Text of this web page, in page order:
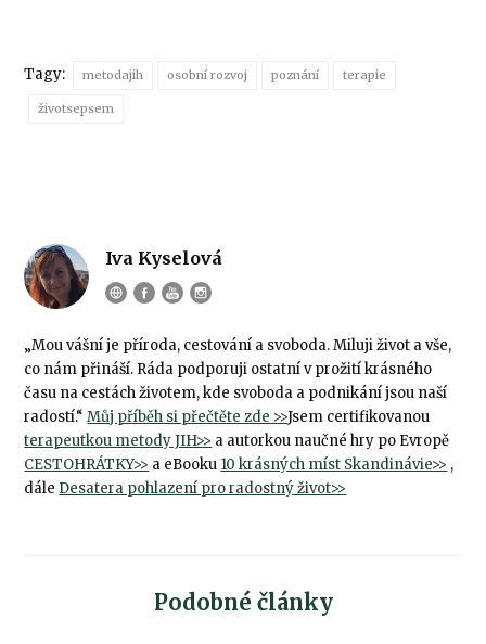
Tagy: metodajih osobní rozvoj poznání terapie
životsepsem
Iva Kyselová
„Mou vášní je příroda, cestování a svoboda. Miluji život a vše,
co nám přináší. Ráda podporuji ostatní v prožití krásného
času na cestách životem, kde svoboda a podnikání jsou naší
radostí.“Můj příběh si přečtěte zde >>Jsem certifikovanou
terapeutkou metody JIH>> a autorkou naučné hry po Evropě
CESTOHRÁTKY>> a eBooku 10 krásných míst Skandinávie>> ,
dále Desatera pohlazení pro radostný život>>
Podobné články